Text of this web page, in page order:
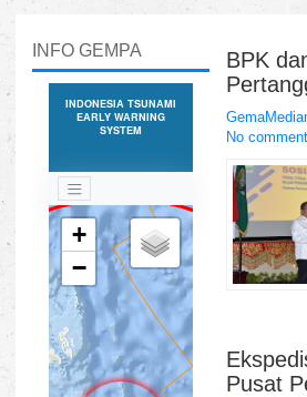
BPK
No
Pusat
INFO GEMPA